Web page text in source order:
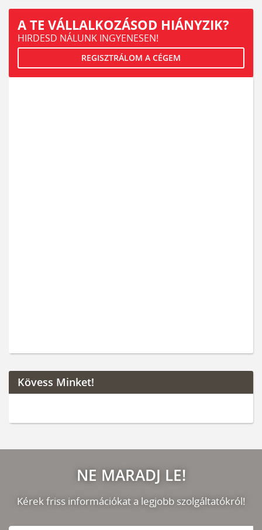
A TE VÁLLALKOZÁSOD HIÁNYZIK?
HIRDESD NÁLUNK INGYENESEN!
REGISZTRÁLOM A CÉGEM
Kövess Minket!
NE MARADJ LE!
Kérek friss információkat a legjobb szolgáltatókról!